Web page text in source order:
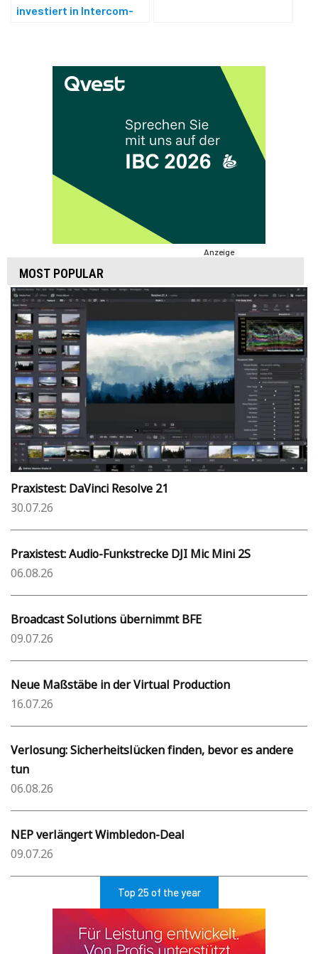
investiert in Intercom-
Anzeige
MOST POPULAR
Praxistest: DaVinci Resolve 21
30.07.26
Praxistest: Audio-Funkstrecke DJI Mic Mini 2S
06.08.26
Broadcast Solutions übernimmt BFE
09.07.26
Neue Maßstäbe in der Virtual Production
16.07.26
Verlosung: Sicherheitslücken finden, bevor es andere
tun
06.08.26
NEP verlängert Wimbledon-Deal
09.07.26
Top 25 of the year